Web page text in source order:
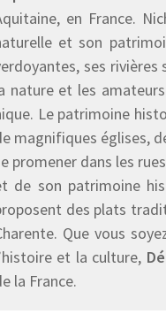
en France.
et son
ses rivières
nature et les
Le patrimoine
magnifiques églises,
promener dans les
de son patrimoine
des plats
Que vous
et la culture,
la France.